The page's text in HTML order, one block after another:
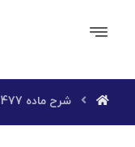
شرح ماده 477